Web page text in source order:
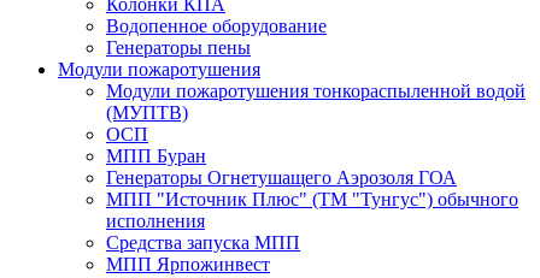
Колонки КПА
Водопенное оборудование
Генераторы пены
Модули пожаротушения
Модули пожаротушения тонкораспыленной водой
(МУПТВ)
ОСП
МПП Буран
Генераторы Огнетушащего Аэрозоля ГОА
МПП "Источник Плюс" (ТМ "Тунгус") обычного
исполнения
Средства запуска МПП
МПП Ярпожинвест